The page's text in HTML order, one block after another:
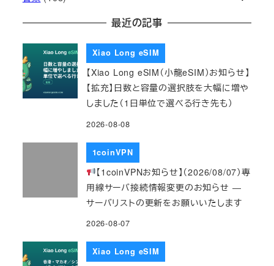
最近の記事
Xiao Long eSIM
【Xiao Long eSIM（小龍eSIM）お知らせ】
【拡充】日数と容量の選択肢を大幅に増や
しました（1日単位で選べる行き先も）
2026-08-08
1coinVPN
【1coinVPNお知らせ】（2026/08/07）専
用線サーバ接続情報変更のお知らせ ―
サーバリストの更新をお願いいたします
2026-08-07
Xiao Long eSIM